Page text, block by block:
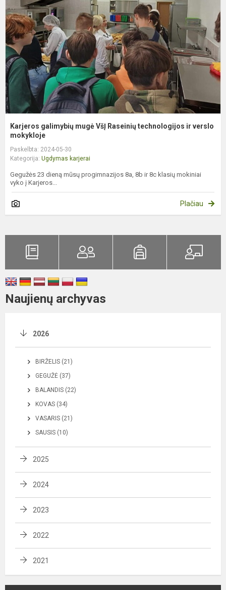
Karjeros galimybių mugė VšĮ Raseinių technologijos ir verslo
mokykloje
Paskelbta: 2024-05-30
Kategorija: Ugdymas karjerai
Gegužės 23 dieną mūsų progimnazijos 8a, 8b ir 8c klasių mokiniai
vyko į Karjeros...
Plačiau
Naujienų archyvas
2026
BIRŽELIS (21)
GEGUŽĖ (37)
BALANDIS (22)
KOVAS (34)
VASARIS (21)
SAUSIS (10)
2025
2024
2023
2022
2021